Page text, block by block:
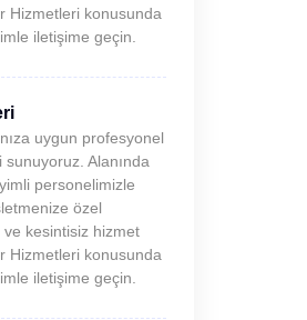
Hizmetleri konusunda
iletişime geçin.
uygun profesyonel
Alanında
personelimizle
özel
kesintisiz hizmet
Hizmetleri konusunda
iletişime geçin.